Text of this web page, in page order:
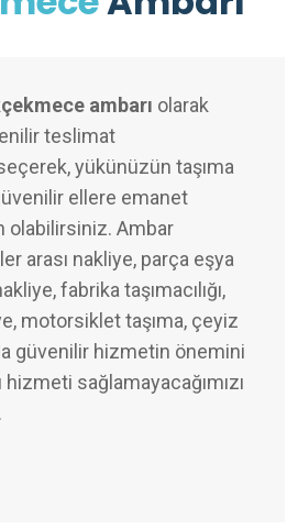
ambarı olarak
teslimat
yükünüzün taşıma
ellere emanet
olabilirsiniz. Ambar
arası nakliye, parça eşya
fabrika taşımacılığı,
motorsiklet taşıma, çeyiz
güvenilir hizmetin önemini
sağlamayacağımızı